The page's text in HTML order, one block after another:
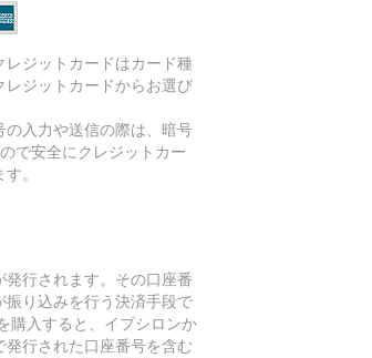
ジットカードはカード種
ジットカードからお選び
の入力や送信の際は、暗号
で安全にクレジットカー
。
行されます。その口座番
り込みを行う決済手段で
購入すると、イプシロンか
発行された口座番号を含む